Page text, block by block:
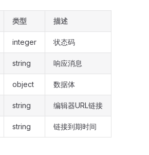
类型 描述
integer 状态码
string 响应消息
object 数据体
string 编辑器URL链接
string 链接到期时间